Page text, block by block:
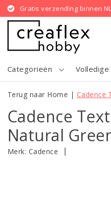
Gratis verzending binnen
Categorieën Volledige
Terug naar Home | Cadence
Cadence
Natural
Merk: Cadence |